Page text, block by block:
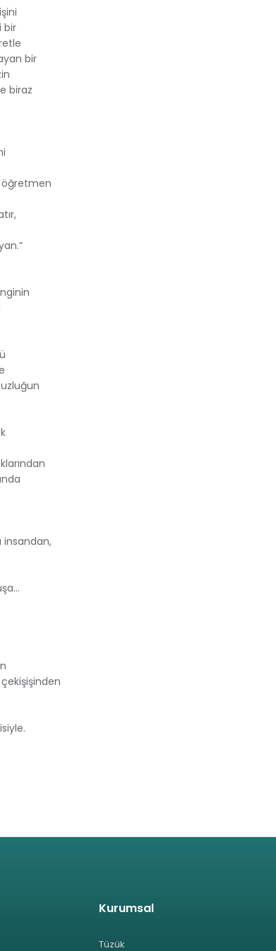
bir
bir
biraz
öğretmen
insandan,
Kurumsal
Tüzük